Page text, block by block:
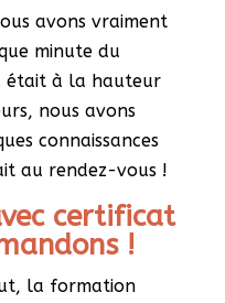
avons vraiment
minute du
était à la hauteur
nous avons
connaissances
au rendez-vous !
certificat
!
la formation